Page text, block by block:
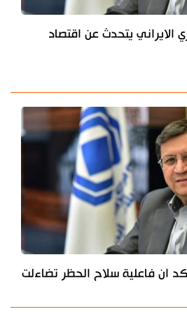
الايراني يتحدث عن اقتصاد
ان فاعلية سلاح الحظر تضاءلت